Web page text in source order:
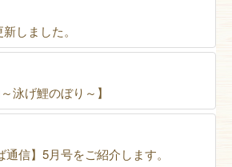
しました。
泳げ鯉のぼり～】
信】5月号をご紹介します。